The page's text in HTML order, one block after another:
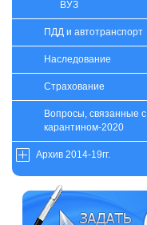
ВУЗ
ПДД и автотранспорт
Наследование
Страхование
Вопросы, связанные с
карантином-2020
Архив 2014-19гг.